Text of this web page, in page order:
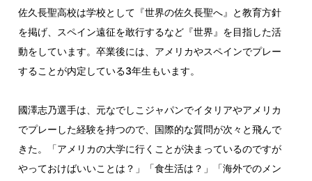
佐久長聖高校は学校として『世界の佐久長聖へ』と教育方針
を掲げ、スペイン遠征を敢行するなど『世界』を目指した活
動をしています。卒業後には、アメリカやスペインでプレー
することが内定している3年生もいます。
國澤志乃選手は、元なでしこジャパンでイタリアやアメリカ
でプレーした経験を持つので、国際的な質問が次々と飛んで
きた。「アメリカの大学に行くことが決まっているのですが
やっておけばいいことは？」「食生活は？」「海外でのメン